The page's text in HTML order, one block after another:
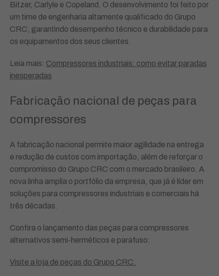
Bitzer, Carlyle e Copeland. O desenvolvimento foi feito por
um time de engenharia altamente qualificado do Grupo
CRC, garantindo desempenho técnico e durabilidade para
os equipamentos dos seus clientes.
Leia mais: Compressores industriais: como evitar paradas
inesperadas
Fabricação nacional de peças para
compressores
A fabricação nacional permite maior agilidade na entrega
e redução de custos com importação, além de reforçar o
compromisso do Grupo CRC com o mercado brasileiro. A
nova linha amplia o portfólio da empresa, que já é líder em
soluções para compressores industriais e comerciais há
três décadas.
Confira o lançamento das peças para compressores
alternativos semi-herméticos e parafuso:
Visite a loja de peças do Grupo CRC.